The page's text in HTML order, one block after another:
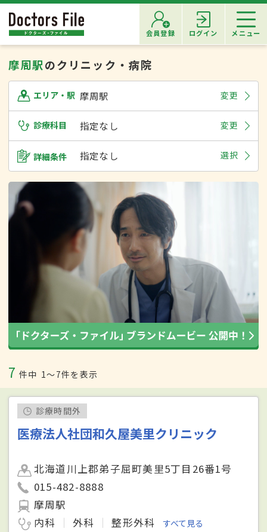
会員登録 ログイン メニュー
摩周駅のクリニック・病院
エリア・駅 摩周駅 変更
診療科目 指定なし 変更
詳細条件 指定なし 選択
7 件中 1〜7件を表示
診療時間外
医療法人社団和久屋美里クリニック
北海道川上郡弟子屈町美里5丁目26番1号
015-482-8888
摩周駅
内科
外科 整形外科 すべて見る